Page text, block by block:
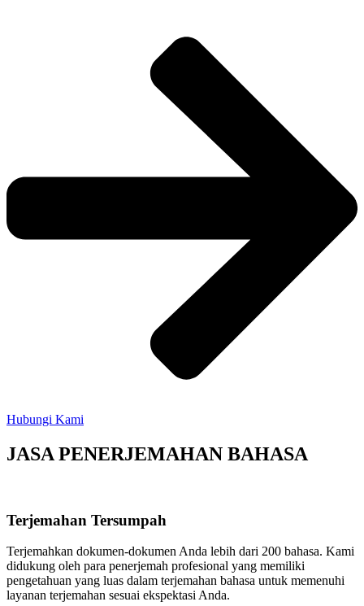
Hubungi Kami
JASA PENERJEMAHAN BAHASA
Terjemahan Tersumpah
Terjemahkan dokumen-dokumen Anda lebih dari 200 bahasa. Kami
didukung oleh para penerjemah profesional yang memiliki
pengetahuan yang luas dalam terjemahan bahasa untuk memenuhi
layanan terjemahan sesuai ekspektasi Anda.